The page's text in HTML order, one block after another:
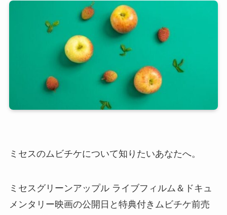
ミセスのムビチケについて知りたいあなたへ。
ミセスグリーンアップル ライブフィルム＆ドキュ
メンタリー映画の公開日と特典付きムビチケ前売